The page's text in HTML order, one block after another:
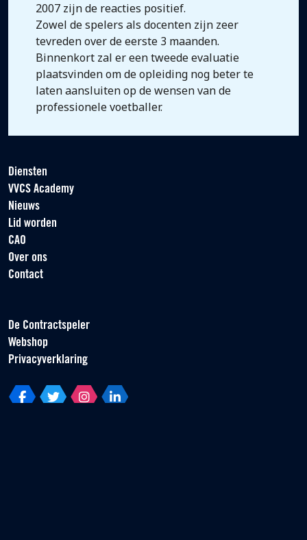
2007 zijn de reacties positief.
Zowel de spelers als docenten zijn zeer
tevreden over de eerste 3 maanden.
Binnenkort zal er een tweede evaluatie
plaatsvinden om de opleiding nog beter te
laten aansluiten op de wensen van de
professionele voetballer.
Diensten
VVCS Academy
Nieuws
Lid worden
CAO
Over ons
Contact
De Contractspeler
Webshop
Privacyverklaring